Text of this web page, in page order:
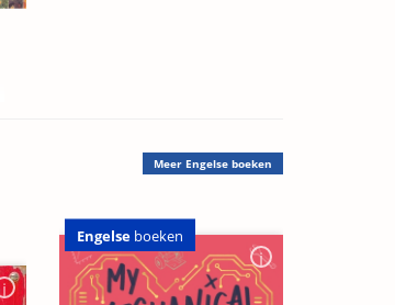
Meer Engelse boeken
Engelse boeken